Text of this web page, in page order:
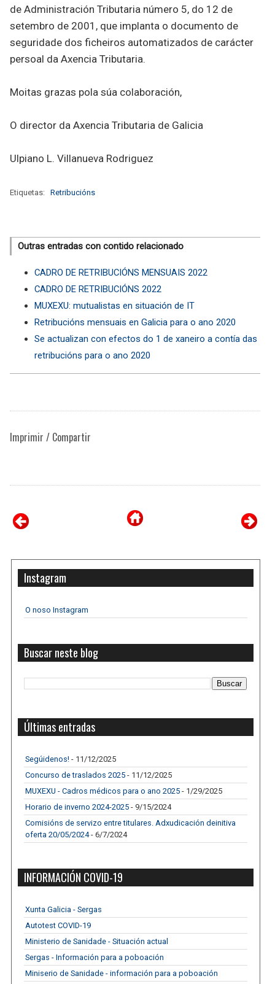
de Administración Tributaria número 5, do 12 de
setembro de 2001, que implanta o documento de
seguridade dos ficheiros automatizados de carácter
persoal da Axencia Tributaria.
Moitas grazas pola súa colaboración,
O director da Axencia Tributaria de Galicia
Ulpiano L. Villanueva Rodriguez
Etiquetas: Retribucións
Outras entradas con contido relacionado
CADRO DE RETRIBUCIÓNS MENSUAIS 2022
CADRO DE RETRIBUCIÓNS 2022
MUXEXU: mutualistas en situación de IT
Retribucións mensuais en Galicia para o ano 2020
Se actualizan con efectos do 1 de xaneiro a contía das
retribucións para o ano 2020
Imprimir / Compartir
Instagram
O noso Instagram
Buscar neste blog
Últimas entradas
Segúidenos! - 11/12/2025
Concurso de traslados 2025 - 11/12/2025
MUXEXU - Cadros médicos para o ano 2025 - 1/29/2025
Horario de inverno 2024-2025 - 9/15/2024
Comisións de servizo entre titulares. Adxudicación deinitiva
oferta 20/05/2024- 6/7/2024
INFORMACIÓN COVID-19
Xunta Galicia - Sergas
Autotest COVID-19
Ministerio de Sanidade - Situación actual
Sergas - Información para a poboación
Miniserio de Sanidade - información para a poboación